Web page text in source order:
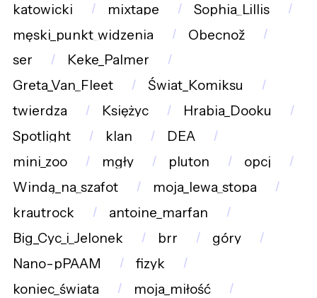
katowicki
mixtape
Sophia_Lillis
męski_punkt_widzenia
Obecnož
ser
Keke_Palmer
Greta_Van_Fleet
Świat_Komiksu
twierdza
Księżyc
Hrabia_Dooku
Spotlight
klan
DEA
mini_zoo
mgły pluton
opcj
Windą_na_szafot
moja_lewa_stopa
krautrock
antoine_marfan
Big_Cyc_i_Jelonek
brr
góry
Nano-pPAAM
fizyk
koniec_świata
moja_miłość